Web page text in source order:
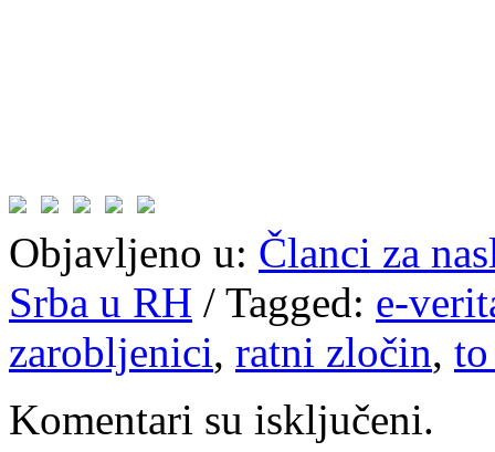
Objavljeno u: Članci za
Srba u RH / Tagged: e-
zarobljenici, ratni zločin,
Komentari su isključeni.